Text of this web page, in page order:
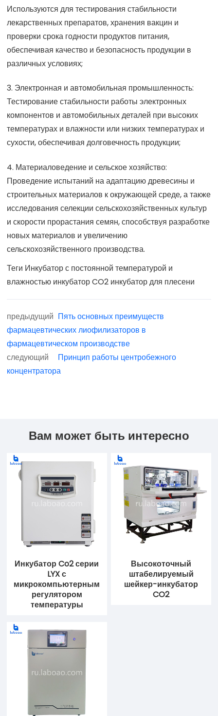
Используются для тестирования стабильности
лекарственных препаратов, хранения вакцин и
проверки срока годности продуктов питания,
обеспечивая качество и безопасность продукции в
различных условиях;
3. Электронная и автомобильная промышленность:
Тестирование стабильности работы электронных
компонентов и автомобильных деталей при высоких
температурах и влажности или низких температурах и
сухости, обеспечивая долговечность продукции;
4. Материаловедение и сельское хозяйство:
Проведение испытаний на адаптацию древесины и
строительных материалов к окружающей среде, а также
исследования селекции сельскохозяйственных культур
и скорости прорастания семян, способствуя разработке
новых материалов и увеличению
сельскохозяйственного производства.
Теги Инкубатор с постоянной температурой и
влажностью инкубатор CO2 инкубатор для плесени
предыдущий Пять основных преимуществ
фармацевтических лиофилизаторов в
фармацевтическом производстве
следующий
Принцип работы центробежного
концентратора
Вам может быть интересно
Инкубатор Co2 серии
LYX с
микрокомпьютерным
регулятором
температуры
Высокоточный
штабелируемый
шейкер-инкубатор
CO2